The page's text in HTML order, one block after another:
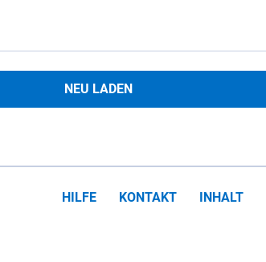
NEU LADEN
HILFE KONTAKT INHALT